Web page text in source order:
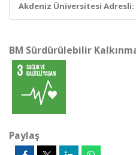
Akdeniz Üniversitesi Adresli:
BM Sürdürülebilir
Paylaş